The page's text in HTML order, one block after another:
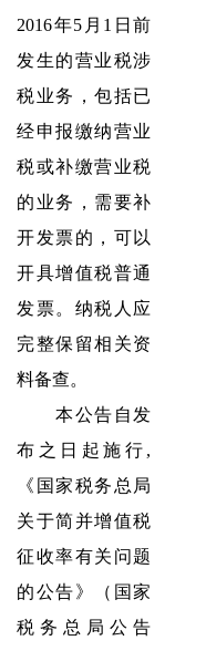
2016年5月1日前
发生的营业税涉
税业务，包括已
经申报缴纳营业
税或补缴营业税
的业务，需要补
开发票的，可以
开具增值税普通
发票。纳税人应
完整保留相关资
料备查。
本公告自发
布之日起施行,
《国家税务总局
关于简并增值税
征收率有关问题
的公告》（国家
税务总局公告